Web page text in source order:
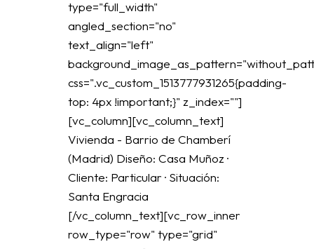
type="full_width"
angled_section="no"
text_align="left"
css=".vc_custom_1513777931265{padding-
top: 4px !important;}" z_index=""]
[vc_column][vc_column_text]
Vivienda - Barrio de Chamberí
(Madrid) Diseño: Casa Muñoz ·
Cliente: Particular · Situación:
Santa Engracia
[/vc_column_text][vc_row_inner
row_type="row" type="grid"